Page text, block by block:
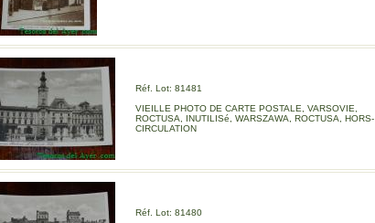
Réf. Lot: 81481
VIEILLE PHOTO DE CARTE POSTALE, VARSOVIE,
ROCTUSA, INUTILISé, WARSZAWA, ROCTUSA, HORS-
CIRCULATION
Réf. Lot: 81480